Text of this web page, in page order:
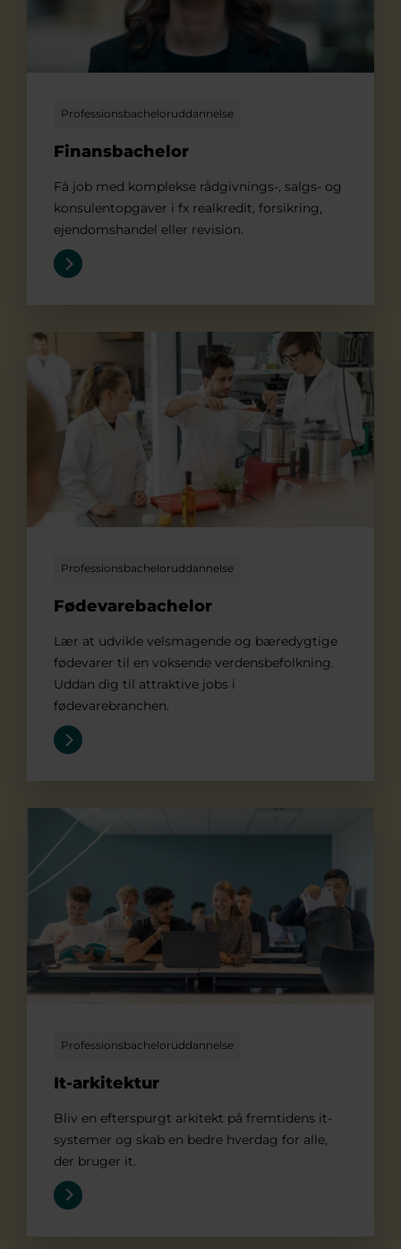
Professionsbacheloruddannelse
Finansbachelor
Få job med komplekse rådgivnings-, salgs- og
konsulentopgaver i fx realkredit, forsikring,
ejendomshandel eller revision.
Professionsbacheloruddannelse
Fødevarebachelor
Lær at udvikle velsmagende og bæredygtige
fødevarer til en voksende verdensbefolkning.
Uddan dig til attraktive jobs i
fødevarebranchen.
Fødevarebachelor
Professionsbacheloruddannelse
It-arkitektur
Bliv en efterspurgt arkitekt på fremtidens it-
systemer og skab en bedre hverdag for alle,
der bruger it.
It-arkitektur